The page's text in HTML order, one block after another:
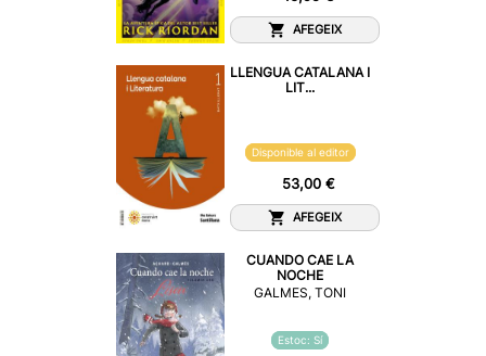
AFEGEIX
LLENGUA CATALANA I
LIT...
Disponible al editor
53,00 €
AFEGEIX
CUANDO CAE LA
NOCHE
GALMES, TONI
Estoc: Sí